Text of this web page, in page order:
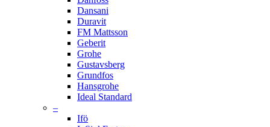
Dansani
Duravit
FM Mattsson
Geberit
Grohe
Gustavsberg
Grundfos
Hansgrohe
Ideal Standard
–
Ifö